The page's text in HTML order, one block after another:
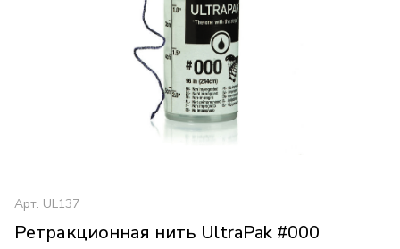
Арт. UL137
Ретракционная нить UltraPak #000